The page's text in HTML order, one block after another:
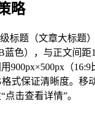
略
标题（文章大标题
蓝色），与正文间
900px×500px（
格式保证清晰度。
击查看详情”。